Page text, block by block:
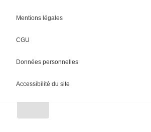
Chargement
Mentions légales
CGU
Données personnelles
Accessibilité du site